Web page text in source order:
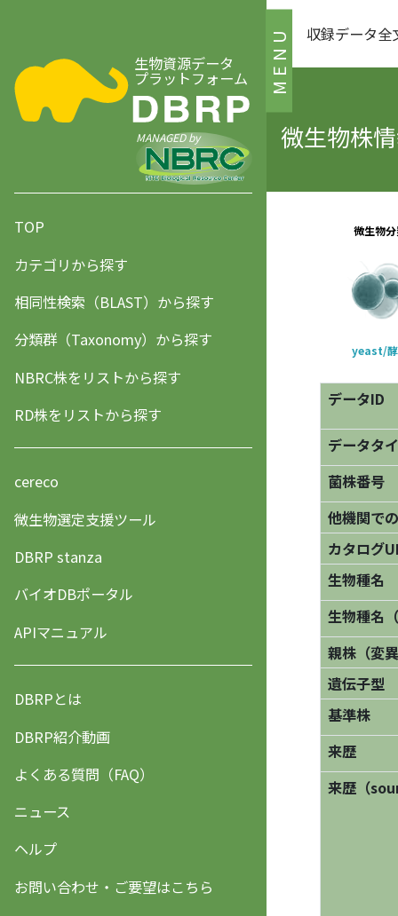
MENU
生物資源データ
プラットフォーム
MANAGED by
TOP
カテゴリから探す
相同性検索（BLAST）から探す
分類群（Taxonomy）から探す
NBRC株をリストから探す
RD株をリストから探す
cereco
微生物選定支援ツール
DBRP stanza
バイオDBポータル
APIマニュアル
DBRPとは
DBRP紹介動画
よくある質問（FAQ）
ニュース
ヘルプ
お問い合わせ・ご要望はこちら
収録データ全
微生物株
データID
データタ
菌株番号
他機関で
カタログ
生物種名
生物種名
親株（変
遺伝子型
基準株
来歴
来歴（